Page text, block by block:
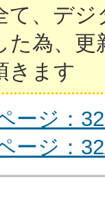
て、デジ
た為、
きます
ージ：
ージ：